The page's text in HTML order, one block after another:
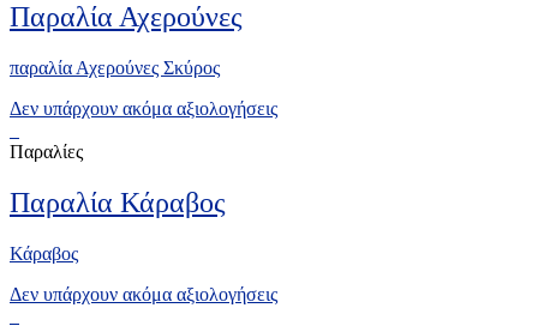
Παραλία Αχερούνες
παραλία Αχερούνες Σκύρος
Δεν υπάρχουν ακόμα αξιολογήσεις
Παραλίες
Παραλία Κάραβος
Κάραβος
Δεν υπάρχουν ακόμα αξιολογήσεις